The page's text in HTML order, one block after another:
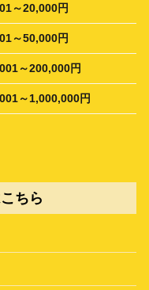
～20,000円
～50,000円
～200,000円
～1,000,000円
ちら